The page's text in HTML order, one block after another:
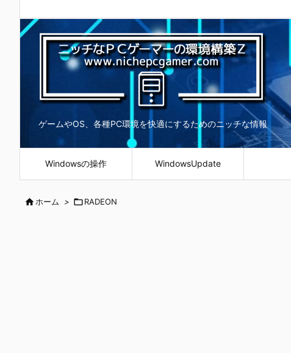
ゲームやOS、各種PC環境を快適にするためのニッチな情報
Windowsの操作 WindowsUpdate
ホーム > RADEON